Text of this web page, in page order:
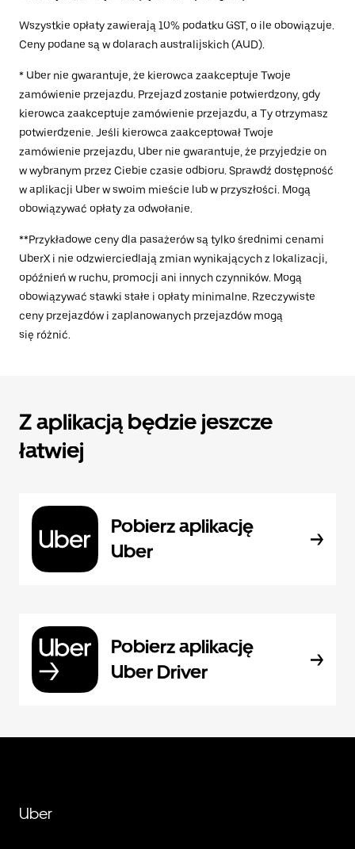
Wszystkie opłaty zawierają 10% podatku GST, o ile obowiązuje.
Ceny podane są w dolarach australijskich (AUD).
* Uber nie gwarantuje, że kierowca zaakceptuje Twoje
zamówienie przejazdu. Przejazd zostanie potwierdzony, gdy
kierowca zaakceptuje zamówienie przejazdu, a Ty otrzymasz
potwierdzenie. Jeśli kierowca zaakceptował Twoje
zamówienie przejazdu, Uber nie gwarantuje, że przyjedzie on
w wybranym przez Ciebie czasie odbioru. Sprawdź dostępność
w aplikacji Uber w swoim mieście lub w przyszłości. Mogą
obowiązywać opłaty za odwołanie.
**Przykładowe ceny dla pasażerów są tylko średnimi cenami
UberX i nie odzwierciedlają zmian wynikających z lokalizacji,
opóźnień w ruchu, promocji ani innych czynników. Mogą
obowiązywać stawki stałe i opłaty minimalne. Rzeczywiste
ceny przejazdów i zaplanowanych przejazdów mogą
się różnić.
Z aplikacją będzie jeszcze
łatwiej
Pobierz aplikację
Uber
Pobierz aplikację
Uber Driver
Uber